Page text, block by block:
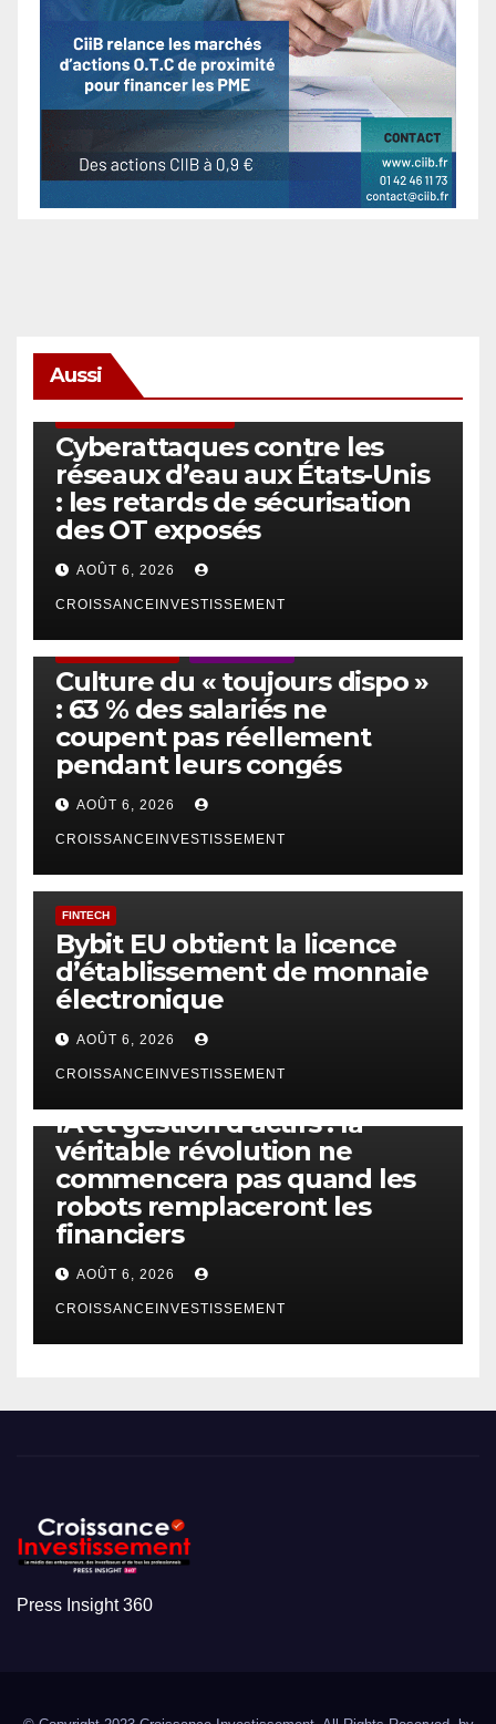
Aussi
Cyberattaques contre les
réseaux d’eau aux États-Unis
: les retards de sécurisation
des OT exposés
AOÛT 6, 2026
CROISSANCEINVESTISSEMENT
Culture du « toujours dispo »
: 63 % des salariés ne
coupent pas réellement
pendant leurs congés
AOÛT 6, 2026
CROISSANCEINVESTISSEMENT
FINTECH
Bybit EU obtient la licence
d’établissement de monnaie
électronique
AOÛT 6, 2026
CROISSANCEINVESTISSEMENT
IA et gestion d’actifs : la
véritable révolution ne
commencera pas quand les
robots remplaceront les
financiers
AOÛT 6, 2026
CROISSANCEINVESTISSEMENT
Press Insight 360